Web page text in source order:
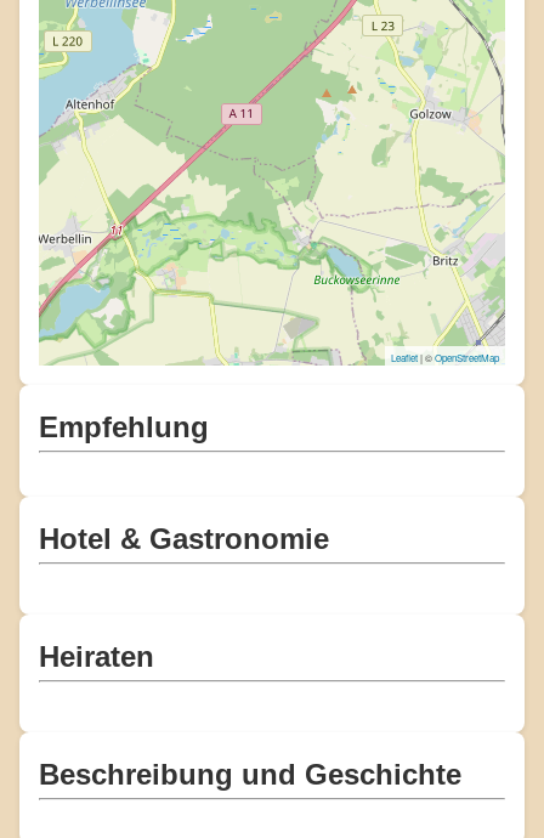
Leaflet| ©OpenStreetMap
Empfehlung
Hotel & Gastronomie
Heiraten
Beschreibung und Geschichte